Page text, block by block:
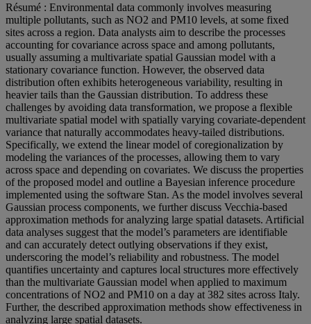
Résumé : Environmental data commonly involves measuring
multiple pollutants, such as NO2 and PM10 levels, at some fixed
sites across a region. Data analysts aim to describe the processes
accounting for covariance across space and among pollutants,
usually assuming a multivariate spatial Gaussian model with a
stationary covariance function. However, the observed data
distribution often exhibits heterogeneous variability, resulting in
heavier tails than the Gaussian distribution. To address these
challenges by avoiding data transformation, we propose a flexible
multivariate spatial model with spatially varying covariate-dependent
variance that naturally accommodates heavy-tailed distributions.
Specifically, we extend the linear model of coregionalization by
modeling the variances of the processes, allowing them to vary
across space and depending on covariates. We discuss the properties
of the proposed model and outline a Bayesian inference procedure
implemented using the software Stan. As the model involves several
Gaussian process components, we further discuss Vecchia-based
approximation methods for analyzing large spatial datasets. Artificial
data analyses suggest that the model’s parameters are identifiable
and can accurately detect outlying observations if they exist,
underscoring the model’s reliability and robustness. The model
quantifies uncertainty and captures local structures more effectively
than the multivariate Gaussian model when applied to maximum
concentrations of NO2 and PM10 on a day at 382 sites across Italy.
Further, the described approximation methods show effectiveness in
analyzing large spatial datasets.